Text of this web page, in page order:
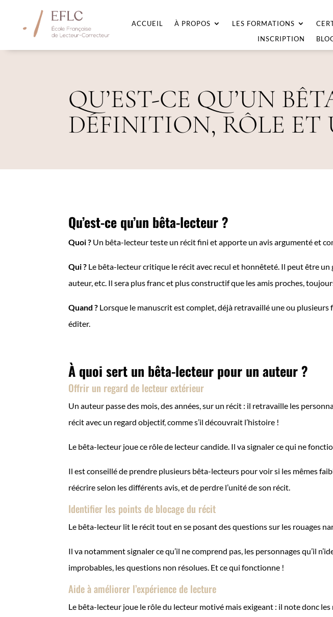
ACCUEIL À PROPOS LES FORMATIONS
INSCRIPTION
QU’EST-CE QU’UN
DÉFINITION, RÔLE ET
Qu’est-ce qu’un bêta-lecteur ?
Quoi ? Un bêta-lecteur teste un récit fini et apporte un avis argumenté et
Qui ? Le bêta-lecteur critique le récit avec recul et honnêteté. Il peut être un
auteur, etc. Il sera plus franc et plus constructif que les amis proches,
Quand ? Lorsque le manuscrit est complet, déjà retravaillé une ou plusieurs
éditer.
À quoi sert un bêta-lecteur pour un auteur ?
Offrir un regard de lecteur extérieur
Un auteur passe des mois, des années, sur un récit : il retravaille les
récit avec un regard objectif, comme s’il découvrait l’histoire !
Le bêta-lecteur joue ce rôle de lecteur candide. Il va signaler ce qui ne
Il est conseillé de prendre plusieurs bêta-lecteurs pour voir si les mêmes
réécrire selon les différents avis, et de perdre l’unité de son récit.
Identifier les points de blocage du récit
Le bêta-lecteur lit le récit tout en se posant des questions sur les rouages
Il va notamment signaler ce qu’il ne comprend pas, les personnages qu’il
improbables, les questions non résolues. Et ce qui fonctionne !
Aide à améliorer l’expérience de lecture
Le bêta-lecteur joue le rôle du lecteur motivé mais exigeant : il note donc